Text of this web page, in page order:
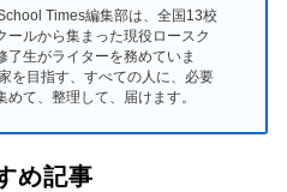
Times編集部は、全国13校
ールから集まった現役ロースク
了生がライターを務めていま
を目指す、すべての人に、必要
めて、整理して、届けます。
め記事